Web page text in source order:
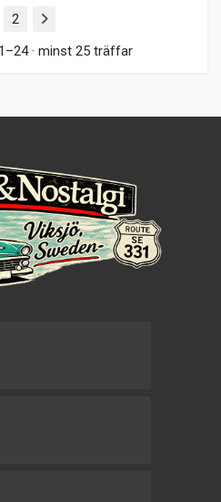
2
Nästa
· minst 25 träffar